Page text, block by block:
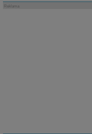
Reklama